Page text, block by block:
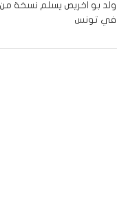
ولد بو اخريص يسلم نسخة من
في تونس